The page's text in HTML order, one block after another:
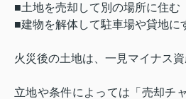
■土地を売却して別の場所に住む
■建物を解体して駐車場や貸地に
火災後の土地は、一見マイナス資
立地や条件によっては「売却チ